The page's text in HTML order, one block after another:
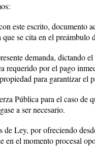
este escrito, documento
se cita en el preámbulo
demanda, dictando
requerido por el pago
para garantizar el
Pública para el caso de
a ser necesario.
Ley, por ofreciendo
el momento procesal